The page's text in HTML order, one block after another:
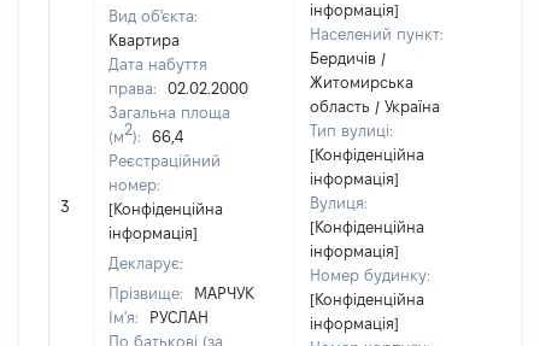
3
Вид об'єкта:
Квартира
Дата набуття
права:
02.02.2000
Загальна площа
(м2):
66,4
Реєстраційний
номер:
[Конфіденційна
інформація]
Декларує:
Прізвище:
МАРЧУК
Ім'я:
РУСЛАН
По батькові (за
інформація]
Населений пункт:
Бердичів /
Житомирська
область / Україна
Тип вулиці:
[Конфіденційна
інформація]
Вулиця:
[Конфіденційна
інформація]
Номер будинку:
[Конфіденційна
інформація]